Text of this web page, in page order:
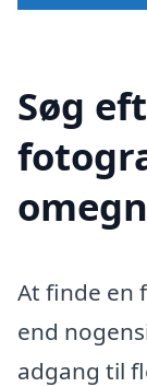
Søg
omegn
At finde en
end
adgang til